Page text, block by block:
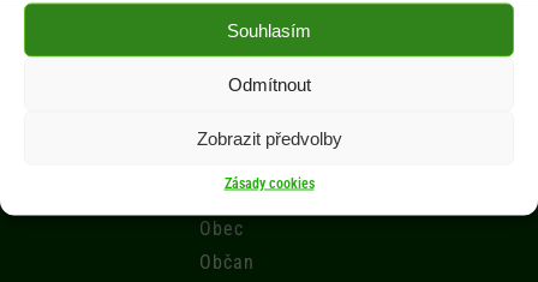
Souhlasím
Odmítnout
Zobrazit předvolby
Zásady cookies
Úřední deska
Obec
Občan